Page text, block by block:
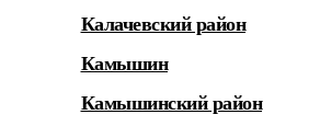
Калачевский район
Камышин
Камышинский район